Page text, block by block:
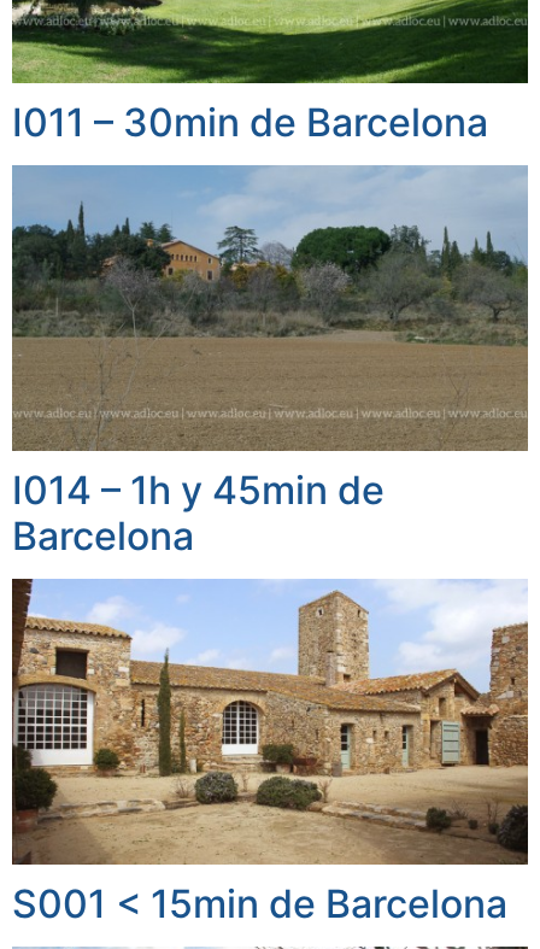
I011 – 30min de Barcelona
I014 – 1h y 45min de
Barcelona
S001 < 15min de Barcelona